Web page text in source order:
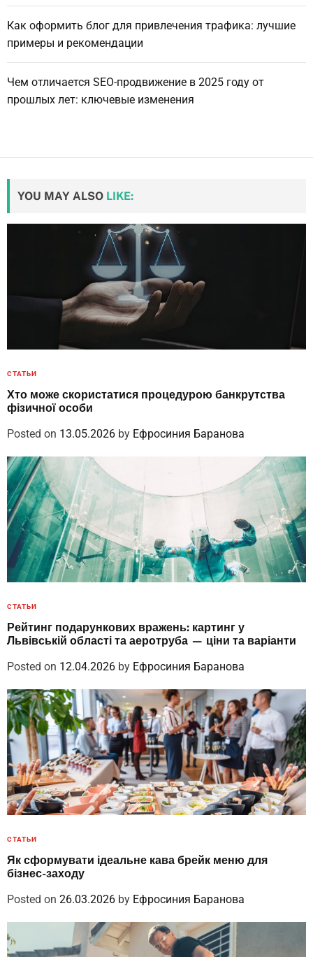
Как оформить блог для привлечения трафика: лучшие
примеры и рекомендации
Чем отличается SEO-продвижение в 2025 году от
прошлых лет: ключевые изменения
YOU MAY ALSO LIKE:
СТАТЬИ
Хто може скористатися процедурою банкрутства
фізичної особи
Posted on 13.05.2026 by Ефросиния Баранова
СТАТЬИ
Рейтинг подарункових вражень: картинг у
Львівській області та аеротруба — ціни та варіанти
Posted on 12.04.2026 by Ефросиния Баранова
СТАТЬИ
Як сформувати ідеальне кава брейк меню для
бізнес-заходу
Posted on 26.03.2026 by Ефросиния Баранова